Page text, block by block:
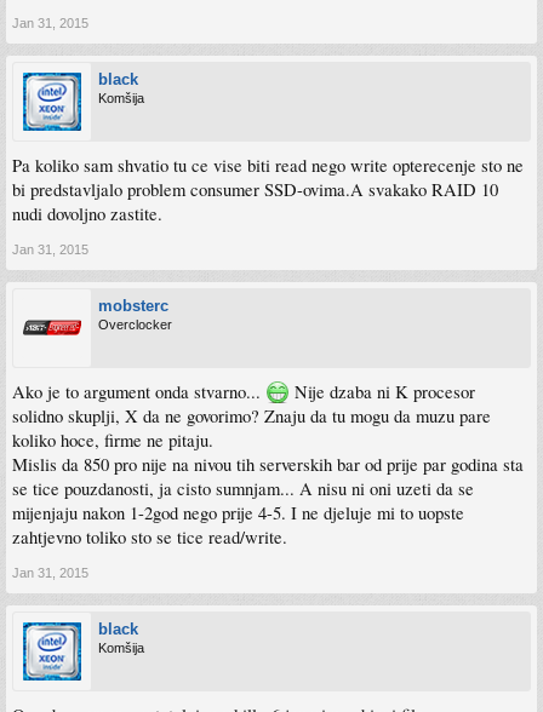
Jan 31, 2015
black
Komšija
Pa koliko sam shvatio tu ce vise biti read nego write opterecenje sto ne
bi predstavljalo problem consumer SSD-ovima.A svakako RAID 10
nudi dovoljno zastite.
Jan 31, 2015
mobsterc
Overclocker
Ako je to argument onda stvarno...
Nije dzaba ni K procesor
solidno skuplji, X da ne govorimo? Znaju da tu mogu da muzu pare
koliko hoce, firme ne pitaju.
Mislis da 850 pro nije na nivou tih serverskih bar od prije par godina sta
se tice pouzdanosti, ja cisto sumnjam... A nisu ni oni uzeti da se
mijenjaju nakon 1-2god nego prije 4-5. I ne djeluje mi to uopste
zahtjevno toliko sto se tice read/write.
Jan 31, 2015
black
Komšija